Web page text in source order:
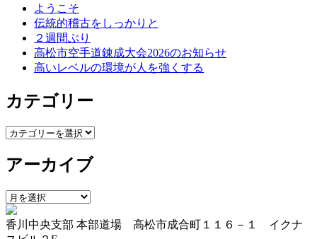
ようこそ
伝統的稽古をしっかりと
２週間ぶり
高松市空手道錬成大会2026のお知らせ
高いレベルの環境が人を強くする
カテゴリー
カ
ゴ
ー
アーカイブ
ア
ー
カ
香川中央支部 本部道場 高松市成合町１１６－１ イクナ